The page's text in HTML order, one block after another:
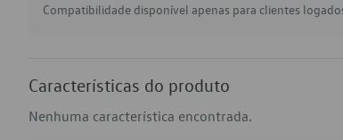
Compatibilidade disponível apenas para clientes
Características do produto
Nenhuma característica encontrada.